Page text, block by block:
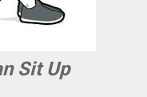
Sit Up